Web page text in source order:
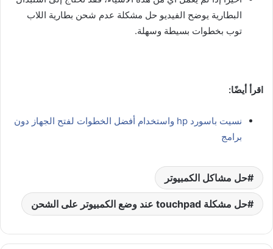
البطارية يوضح الفيديو حل مشكلة عدم شحن بطارية اللاب
توب بخطوات بسيطة وسهلة.
اقرأ أيضًا:
نسيت باسورد hp واستخدام أفضل الخطوات لفتح الجهاز دون
برامج
حل مشاكل الكمبيوتر
حل مشكلة touchpad عند وضع الكمبيوتر على الشحن